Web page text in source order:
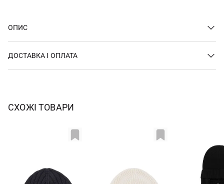
ОПИС
ДОСТАВКА І ОПЛАТА
СХОЖІ ТОВАРИ